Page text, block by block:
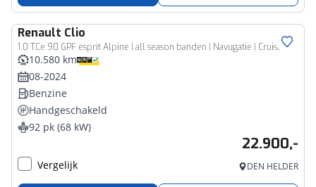
Renault Clio
1.0 TCe 90 GPF esprit Alpine | all season banden | Navugatie | Cruise adaptief
10.580 km
08-2024
Benzine
Handgeschakeld
92 pk (68 kW)
22.900,-
Vergelijk DEN HELDER